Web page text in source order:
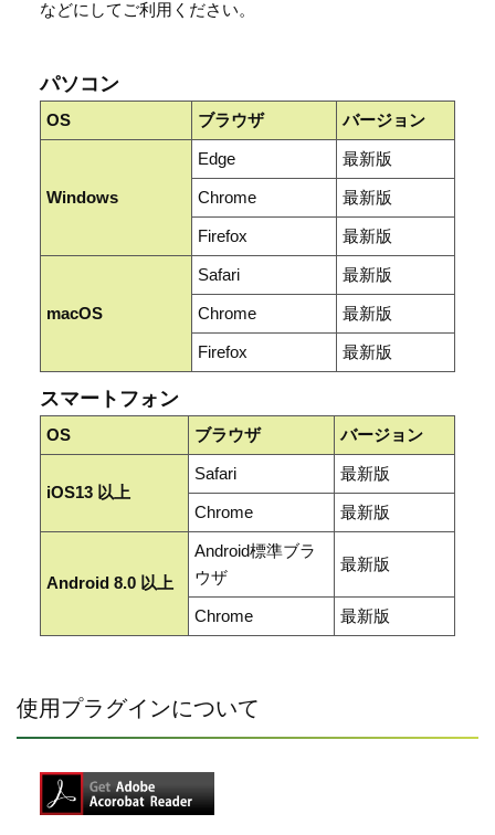
などにしてご利用ください。
パソコン
OS ブラウザ バージョン
Windows
Edge 最新版
Chrome 最新版
Firefox 最新版
macOS
Safari 最新版
Chrome 最新版
Firefox 最新版
スマートフォン
OS ブラウザ バージョン
iOS13 以上
Safari 最新版
Chrome 最新版
Android 8.0 以上
Android標準ブラ
ウザ
最新版
Chrome 最新版
使用プラグインについて